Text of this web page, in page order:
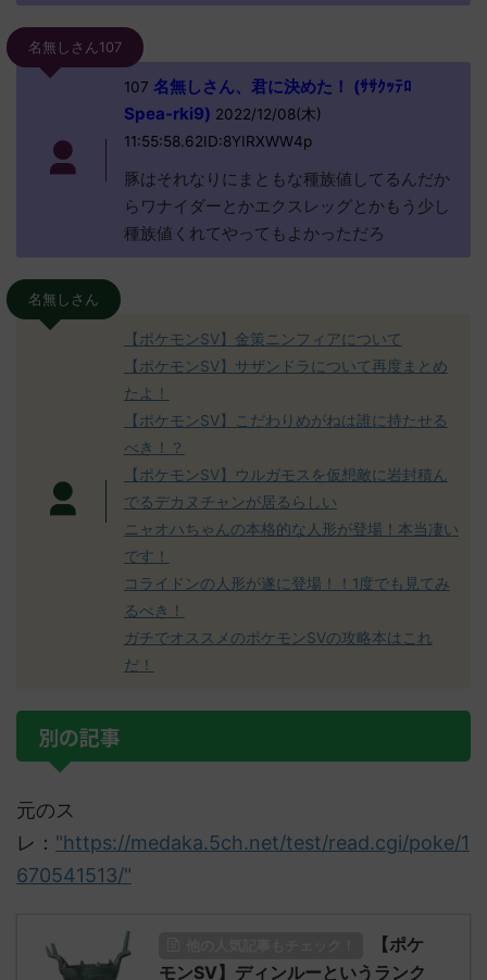
名無しさん107
107 名無しさん、君に決めた！ (ｻｻｸｯﾃﾛ
Spea-rki9) 2022/12/08(木)
11:55:58.62ID:8YIRXWW4p
豚はそれなりにまともな種族値してるんだか
らワナイダーとかエクスレッグとかもう少し
種族値くれてやってもよかっただろ
名無しさん
【ポケモンSV】金策ニンフィアについて
【ポケモンSV】サザンドラについて再度まとめ
たよ！
【ポケモンSV】こだわりめがねは誰に持たせる
べき！？
【ポケモンSV】ウルガモスを仮想敵に岩封積ん
でるデカヌチャンが居るらしい
ニャオハちゃんの本格的な人形が登場！本当凄い
です！
コライドンの人形が遂に登場！！1度でも見てみ
るべき！
ガチでオススメのポケモンSVの攻略本はこれ
だ！
別の記事
元のス
レ： "https://medaka.5ch.net/test/read.cgi/poke/1
670541513/"
【ポケ
モンSV】ディンルーというランク